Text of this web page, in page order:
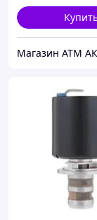
Магазин АТМ